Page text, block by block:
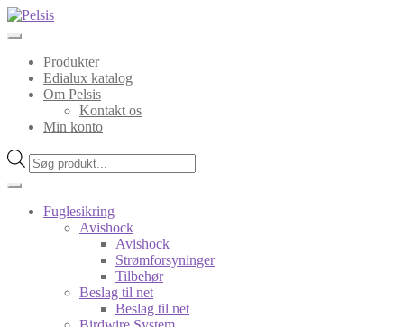
Spring
Spring
Produkter
Edialux katalog
Om Pelsis
Kontakt os
Min konto
Products
search
Fuglesikring
Avishock
Avishock
Strømforsyninger
Tilbehør
Beslag til net
Beslag til net